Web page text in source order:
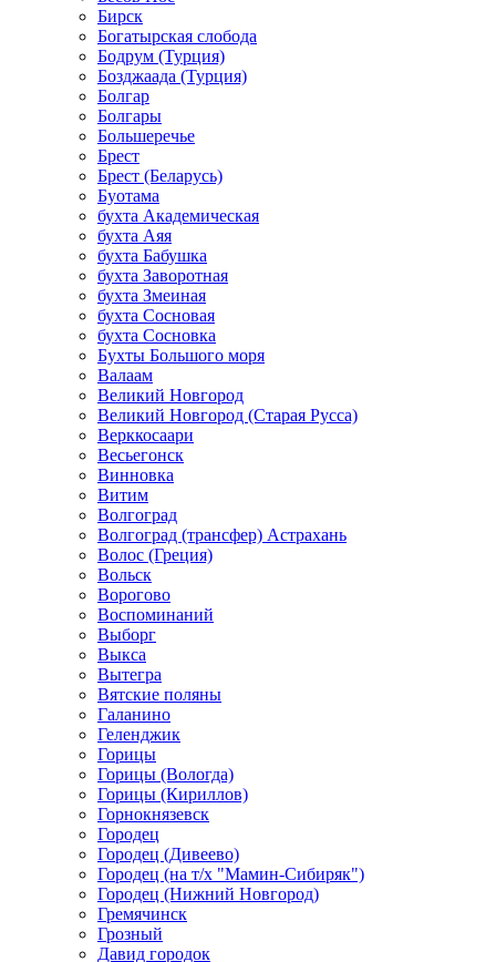
Бирск
Богатырская слобода
Бодрум (Турция)
Бозджаада (Турция)
Болгар
Болгары
Большеречье
Брест
Брест (Беларусь)
Буотама
бухта Академическая
бухта Аяя
бухта Бабушка
бухта Заворотная
бухта Змеиная
бухта Сосновая
бухта Сосновка
Бухты Большого моря
Валаам
Великий Новгород
Великий Новгород (Старая Русса)
Верккосаари
Весьегонск
Винновка
Витим
Волгоград
Волгоград (трансфер) Астрахань
Волос (Греция)
Вольск
Ворогово
Воспоминаний
Выборг
Выкса
Вытегра
Вятские поляны
Галанино
Геленджик
Горицы
Горицы (Вологда)
Горицы (Кириллов)
Горнокнязевск
Городец
Городец (Дивеево)
Городец (на т/х "Мамин-Сибиряк")
Городец (Нижний Новгород)
Гремячинск
Грозный
Давид городок